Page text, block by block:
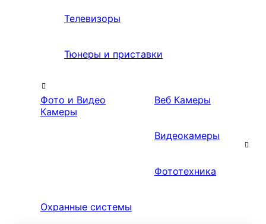
Телевизоры
Тюнеры и приставки
Фото и Видео
Камеры
Веб Камеры
Видеокамеры
Фототехника
Охранные системы